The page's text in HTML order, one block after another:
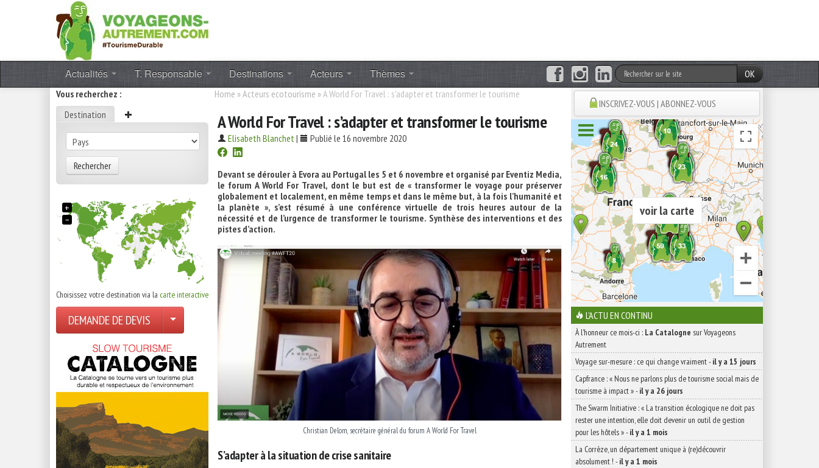
Actualités T. Responsable Destinations Acteurs Thèmes
OK
Vous recherchez :
Destination
Rechercher
+
−
Choisissez votre destination via la carte interactive
DEMANDE DE DEVIS
Home »Acteurs ecotourisme »A World For Travel : s’adapter et transformer le tourisme
A World For Travel : s’adapter et transformer le tourisme
Elisabeth Blanchet| Publié le 16 novembre 2020
Devant se dérouler à Evora au Portugal les 5 et 6 novembre et organisé par Eventiz Media,
le forum A World For Travel, dont le but est de « transformer le voyage pour préserver
globalement et localement, en même temps et dans le même but, à la fois l’humanité et
la planète », s’est résumé à une conférence virtuelle de trois heures autour de la
nécessité et de l’urgence de transformer le tourisme. Synthèse des interventions et des
pistes d’action.
Christian Delom, secrétaire général du forum A World For Travel
S’adapter à la situation de crise sanitaire
INSCRIVEZ-VOUS | ABONNEZ-VOUS
voir la carte
L'ACTU EN CONTINU
À l'honneur ce mois-ci : La Catalogne sur Voyageons
Autrement
Voyage sur-mesure : ce qui change vraiment-il y a 15 jours
Capfrance : « Nous ne parlons plus de tourisme social mais de
tourisme à impact »-il y a 26 jours
The Swarm Initiative : « La transition écologique ne doit pas
rester une intention, elle doit devenir un outil de gestion
pour les hôtels »-il y a 1 mois
La Corrèze, un département unique à (re)découvrir
absolument ! -il y a 1 mois